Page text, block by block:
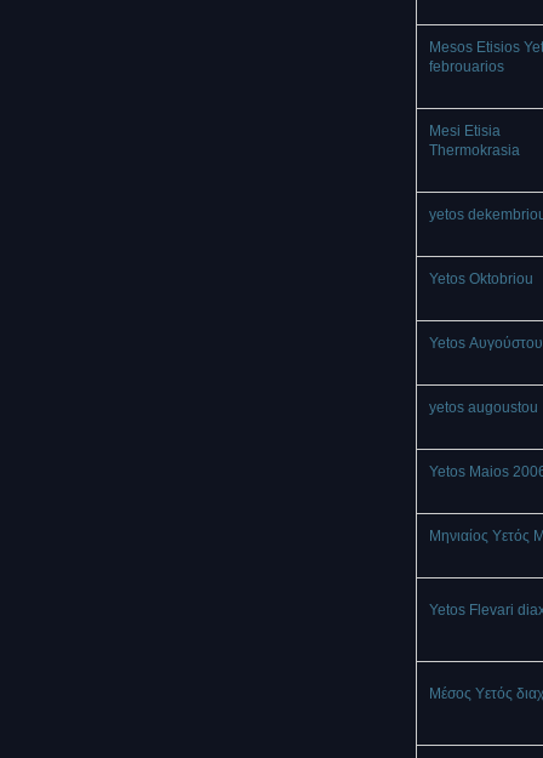
Mesos Etisios
febrouarios
Mesi Etisia
Thermokrasia
yetos
Yetos Oktobriou
Yetos Αυγούστου
yetos augoustou
Yetos Maios
Μηνιαίος Υετός
Yetos Flevari
Μέσος Υετός